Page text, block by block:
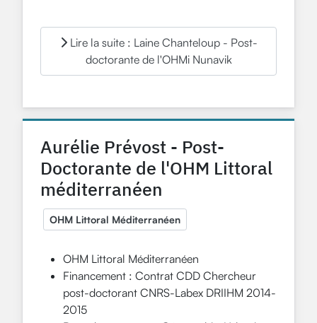
Lire la suite : Laine Chanteloup - Post-
doctorante de l'OHMi Nunavik
Aurélie Prévost - Post-
Doctorante de l'OHM Littoral
méditerranéen
OHM Littoral Méditerranéen
OHM Littoral Méditerranéen
Financement : Contrat CDD Chercheur
post-doctorant CNRS-Labex DRIIHM 2014-
2015